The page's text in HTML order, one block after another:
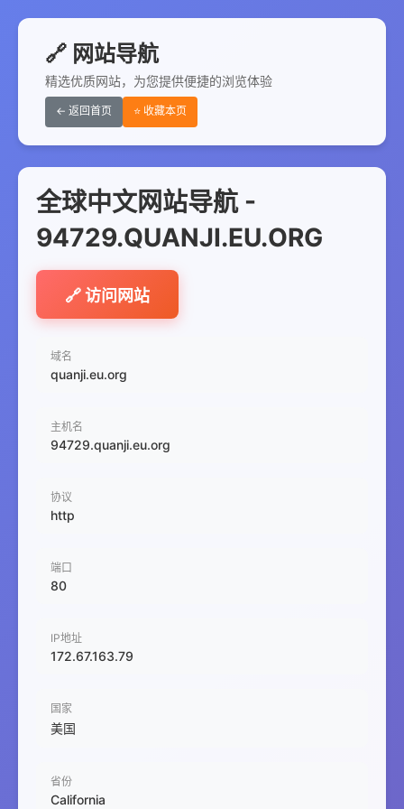
🔗 网站导航
精选优质网站，为您提供便捷的浏览体验
← 返回首页 ⭐ 收藏本页
全球中文网站导航 -
94729.QUANJI.EU.ORG
🔗 访问网站
域名
quanji.eu.org
主机名
94729.quanji.eu.org
协议
http
端口
80
IP地址
172.67.163.79
国家
美国
省份
California